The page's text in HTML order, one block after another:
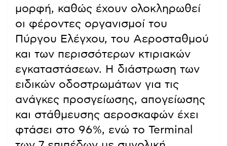
μορφή, καθώς έχουν ολοκληρωθεί
οι φέροντες οργανισμοί του
Πύργου Ελέγχου, του Αεροσταθμού
και των περισσότερων κτιριακών
εγκαταστάσεων. Η διάστρωση των
ειδικών οδοστρωμάτων για τις
ανάγκες προσγείωσης, απογείωσης
και στάθμευσης αεροσκαφών έχει
φτάσει στο 96%, ενώ το Terminal